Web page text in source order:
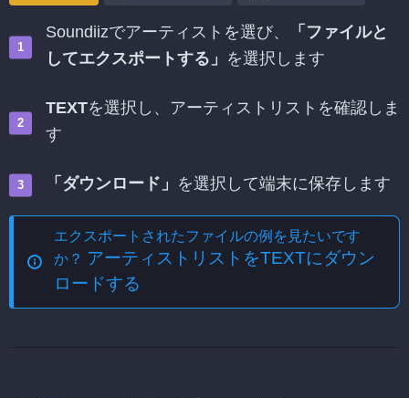
Soundiizでアーティストを選び、
「ファイルと
してエクスポートする」 を選択します
TEXTを選択し、アーティストリストを確認しま
す
「ダウンロード」 を選択して端末に保存します
エクスポートされたファイルの例を見たいです
か？ アーティストリストをTEXTにダウン
ロードする